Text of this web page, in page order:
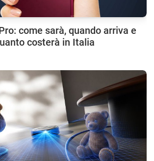
come sarà, quando arriva e
costerà in Italia